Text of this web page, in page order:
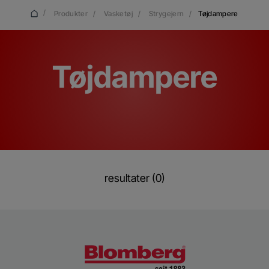
/ Produkter / Vasketøj / Strygejern / Tøjdampere
Tøjdampere
resultater (0)